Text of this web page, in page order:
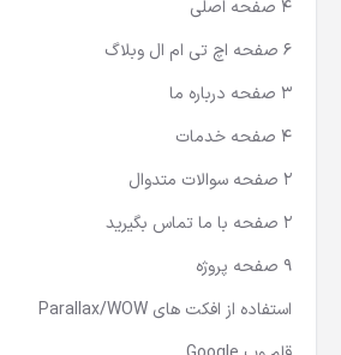
4 صفحه اصلی
6 صفحه اچ تی ام ال وبلاگ
3 صفحه درباره ما
4 صفحه خدمات
2 صفحه سوالات متدوال
2 صفحه با ما تماس بگیرید
9 صفحه پروژه
استفاده از افکت های Parallax/WOW